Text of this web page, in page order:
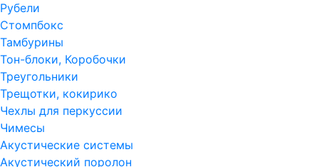
Рубели
Стомпбокс
Тамбурины
Тон-блоки, Коробочки
Треугольники
Трещотки, кокирико
Чехлы для перкуссии
Чимесы
Акустические системы
Акустический поролон